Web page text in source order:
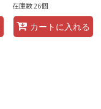
在庫数 26個
カートに入れる